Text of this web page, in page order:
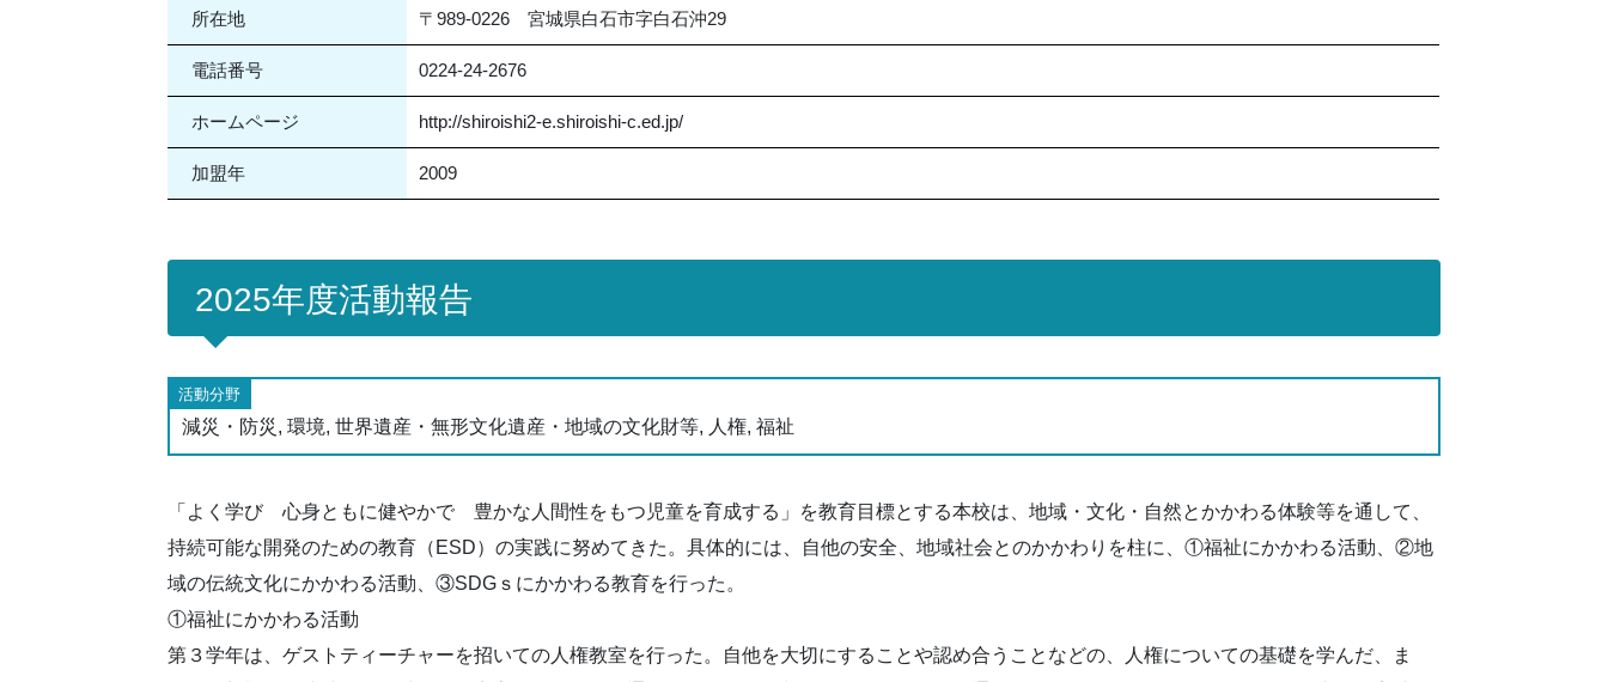
所在地 〒989-0226 宮城県白石市字白石沖29
電話番号 0224-24-2676
ホームページ http://shiroishi2-e.shiroishi-c.ed.jp/
加盟年 2009
2025年度活動報告
活動分野
減災・防災, 環境, 世界遺産・無形文化遺産・地域の文化財等, 人権, 福祉
「よく学び 心身ともに健やかで 豊かな人間性をもつ児童を育成する」を教育目標とする本校は、地域・文化・自然とかかわる体験等を通して、
持続可能な開発のための教育（ESD）の実践に努めてきた。具体的には、自他の安全、地域社会とのかかわりを柱に、①福祉にかかわる活動、②地
域の伝統文化にかかわる活動、③SDGｓにかかわる教育を行った。
①福祉にかかわる活動
第３学年は、ゲストティーチャーを招いての人権教室を行った。自他を大切にすることや認め合うことなどの、人権についての基礎を学んだ、ま